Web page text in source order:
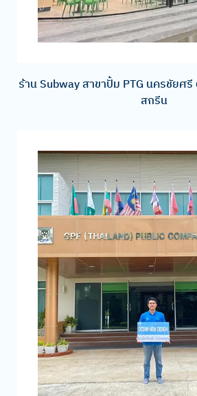
ร้าน Subway สาขาปั้ม PTG นครชัยศ
สกรีน